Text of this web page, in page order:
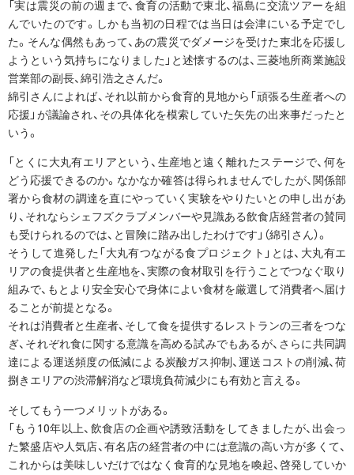
「実は震災の前の週まで、食育の活動で東北、福島に交流ツアーを組
んでいたのです。しかも当初の日程では当日は会津にいる予定でし
た。そんな偶然もあって、あの震災でダメージを受けた東北を応援し
ようという気持ちになりました」と述懐するのは、三菱地所商業施設
営業部の副長、綿引浩之さんだ。
綿引さんによれば、それ以前から食育的見地から「頑張る生産者への
応援」が議論され、その具体化を模索していた矢先の出来事だったと
いう。
「とくに大丸有エリアという、生産地と遠く離れたステージで、何を
どう応援できるのか。なかなか確答は得られませんでしたが、関係部
署から食材の調達を直にやっていく実験をやりたいとの申し出があ
り、それならシェフズクラブメンバーや見識ある飲食店経営者の賛同
も受けられるのでは、と冒険に踏み出したわけです」（綿引さん）。
そうして進発した「大丸有つながる食プロジェクト」とは、大丸有エ
リアの食提供者と生産地を、実際の食材取引を行うことでつなぐ取り
組みで、もとより安全安心で身体によい食材を厳選して消費者へ届け
ることが前提となる。
それは消費者と生産者、そして食を提供するレストランの三者をつな
ぎ、それぞれ食に関する意識を高める試みでもあるが、さらに共同調
達による運送頻度の低減による炭酸ガス抑制、運送コストの削減、荷
捌きエリアの渋滞解消など環境負荷減少にも有効と言える。
そしてもう一つメリットがある。
「もう10年以上、飲食店の企画や誘致活動をしてきましたが、出会っ
た繁盛店や人気店、有名店の経営者の中には意識の高い方が多くて、
これからは美味しいだけではなく食育的な見地を喚起、啓発していか